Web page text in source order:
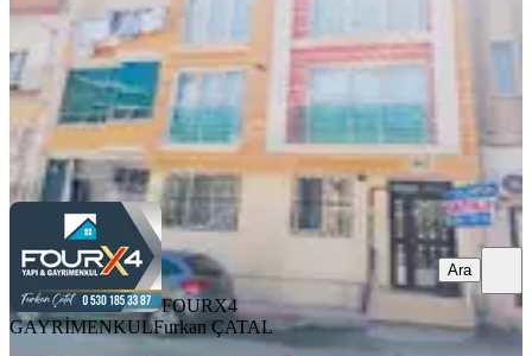
2.250.000 ₺
FOURX4 GAYRİMENKUL Furkan ÇATAL
Ara
FOURX4
GAYRİMENKULFurkan ÇATAL
Ara